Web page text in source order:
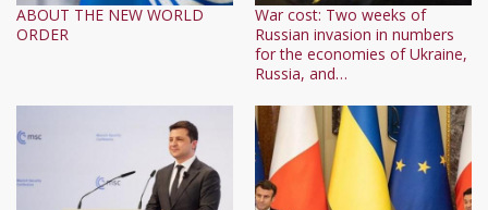
ABOUT THE NEW WORLD
ORDER
War cost: Two weeks of
Russian invasion in numbers
for the economies of Ukraine,
Russia, and…